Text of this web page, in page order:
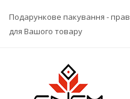
Подарункове пакування -
для Вашого товару